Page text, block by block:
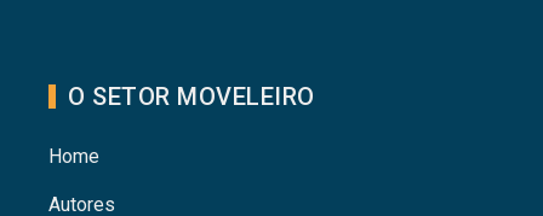
O SETOR MOVELEIRO
Home
Autores